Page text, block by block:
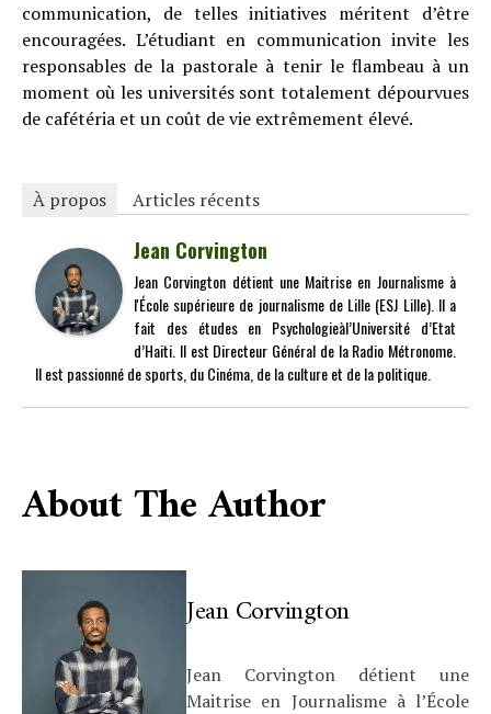
communication, de telles initiatives méritent d’être
encouragées. L’étudiant en communication invite les
responsables de la pastorale à tenir le flambeau à un
moment où les universités sont totalement dépourvues
de cafétéria et un coût de vie extrêmement élevé.
À propos Articles récents
Jean Corvington
Jean Corvington détient une Maitrise en Journalisme à
l'École supérieure de journalisme de Lille (ESJ Lille). Il a
fait des études en Psychologieàl’Université d’Etat
d’Haiti. Il est Directeur Général de la Radio Métronome.
Il est passionné de sports, du Cinéma, de la culture et de la politique.
About The Author
Jean Corvington
Jean Corvington détient une
Maitrise en Journalisme à l’École